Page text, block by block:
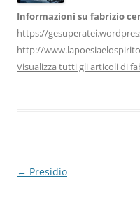
Informazioni su fabrizio
https://
http://
Visualizza tutti gli articoli di
Navigazione
← Presidio